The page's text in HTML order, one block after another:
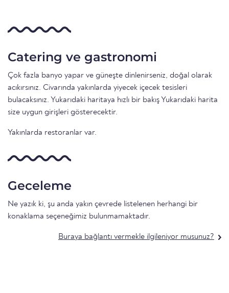
Catering ve gastronomi
Çok fazla banyo yapar ve güneşte dinlenirseniz, doğal olarak
acıkırsınız. Civarında yakınlarda yiyecek içecek tesisleri
bulacaksınız. Yukarıdaki haritaya hızlı bir bakış Yukarıdaki harita
size uygun girişleri gösterecektir.
Yakınlarda restoranlar var.
Geceleme
Ne yazık ki, şu anda yakın çevrede listelenen herhangi bir
konaklama seçeneğimiz bulunmamaktadır.
Buraya bağlantı vermekle ilgileniyor musunuz?